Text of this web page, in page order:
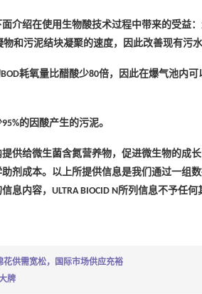
介绍在使用生物酸技术过程中带来的受益
和污泥结块凝聚的速度，因此改善现有污水
BOD耗氧量比醋酸少80倍，因此在爆气池内
95%的因酸产生的污泥。
供给微生菌含氮营养物，促进微生物的成
剂成本。以上所提供信息是我们通过一组
息内容， ULTRA BIOCID N所列信息不予任何
供需宽松，国际市场供应充裕
牌